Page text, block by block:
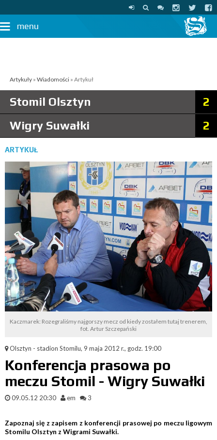
menu
Artykuły » Wiadomości » Artykuł
Stomil Olsztyn
2
Wigry Suwałki
2
ARTYKUŁ
Kaczmarek: Rozegraliśmy najgorszy mecz od kiedy zostałem tutaj trenerem,
fot. Artur Szczepański
Olsztyn - stadion Stomilu, 9 maja 2012 r., godz. 19:00
Konferencja prasowa po
meczu Stomil - Wigry Suwałki
09.05.12 20:30 em 3
Zapoznaj się z zapisem z konferencji prasowej po meczu ligowym
Stomilu Olsztyn z Wigrami Suwałki.